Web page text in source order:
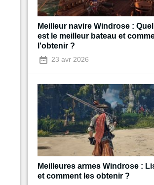
Meilleur navire Windrose : Quel
est le meilleur bateau et
l'obtenir ?
23 avr 2026
Meilleures armes Windrose :
et comment les obtenir ?